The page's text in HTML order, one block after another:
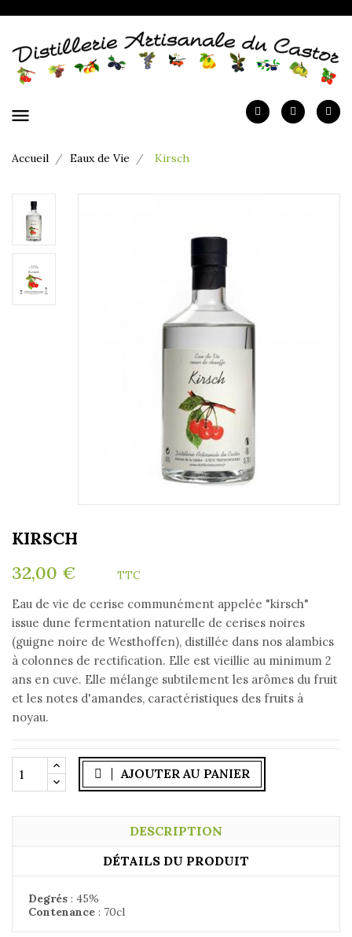
menu
Accueil Eaux de Vie Kirsch
KIRSCH
32,00 €
TTC
Eau de vie de cerise communément appelée "kirsch"
issue dune fermentation naturelle de cerises noires
(guigne noire de Westhoffen), distillée dans nos alambics
à colonnes de rectification. Elle est vieillie au minimum 2
ans en cuve. Elle mélange subtilement les arômes du fruit
et les notes d'amandes, caractéristiques des fruits à
noyau.
AJOUTER AU PANIER
DESCRIPTION
DÉTAILS DU PRODUIT
Degrés : 45%
Contenance : 70cl